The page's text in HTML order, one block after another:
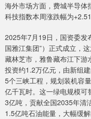
海外市场方面，费城半导体
科技指数本周涨跌幅为
2025年7月19日，国资委发
国雅江集团”）正式成立，
藏林芝市，雅鲁藏布江下游
投资约1.2万亿元，由新组
5个三峡工程，规划装机容
亿千瓦时。这一绿电规模
3亿吨，贡献全国2035年清
1.5亿吨石油能量，大幅缓